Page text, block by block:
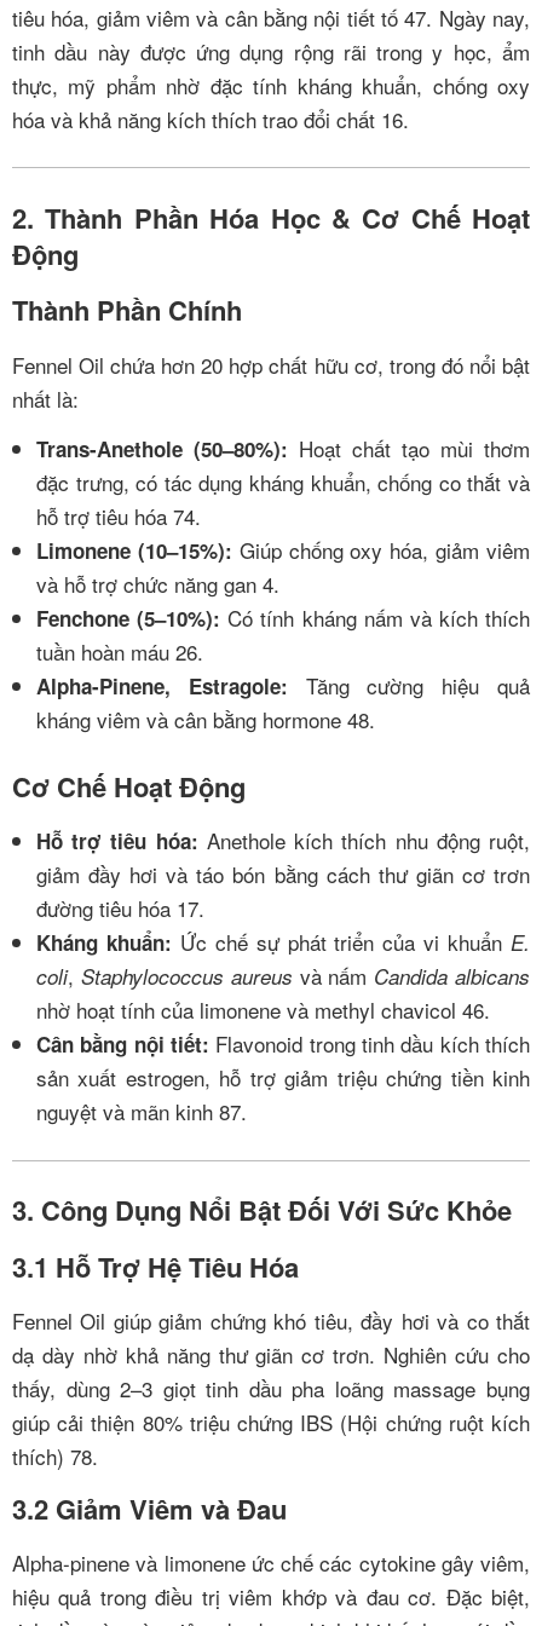
tiêu hóa, giảm viêm và cân bằng nội tiết tố47. Ngày nay,
tinh dầu này được ứng dụng rộng rãi trong y học, ẩm
thực, mỹ phẩm nhờ đặc tính kháng khuẩn, chống oxy
hóa và khả năng kích thích trao đổi chất 16.
2. Thành Phần Hóa Học & Cơ Chế Hoạt
Động
Thành Phần Chính
Fennel Oil chứa hơn 20 hợp chất hữu cơ, trong đó nổi bật
nhất là:
Trans-Anethole (50–80%): Hoạt chất tạo mùi thơm
đặc trưng, có tác dụng kháng khuẩn, chống co thắt và
hỗ trợ tiêu hóa 74.
Limonene (10–15%): Giúp chống oxy hóa, giảm viêm
và hỗ trợ chức năng gan 4.
Fenchone (5–10%): Có tính kháng nấm và kích thích
tuần hoàn máu 26.
Alpha-Pinene, Estragole: Tăng cường hiệu quả
kháng viêm và cân bằng hormone 48.
Cơ Chế Hoạt Động
Hỗ trợ tiêu hóa: Anethole kích thích nhu động ruột,
giảm đầy hơi và táo bón bằng cách thư giãn cơ trơn
đường tiêu hóa 17.
Kháng khuẩn: Ức chế sự phát triển của vi khuẩnE.
coli, Staphylococcus aureus và nấm Candida albicans
nhờ hoạt tính của limonene và methyl chavicol 46.
Cân bằng nội tiết: Flavonoid trong tinh dầu kích thích
sản xuất estrogen, hỗ trợ giảm triệu chứng tiền kinh
nguyệt và mãn kinh 87.
3. Công Dụng Nổi Bật Đối Với Sức Khỏe
3.1 Hỗ Trợ Hệ Tiêu Hóa
Fennel Oil giúp giảm chứng khó tiêu, đầy hơi và co thắt
dạ dày nhờ khả năng thư giãn cơ trơn. Nghiên cứu cho
thấy, dùng 2–3 giọt tinh dầu pha loãng massage bụng
giúp cải thiện 80% triệu chứng IBS (Hội chứng ruột kích
thích) 78.
3.2 Giảm Viêm và Đau
Alpha-pinene và limonene ức chế các cytokine gây viêm,
hiệu quả trong điều trị viêm khớp và đau cơ. Đặc biệt,